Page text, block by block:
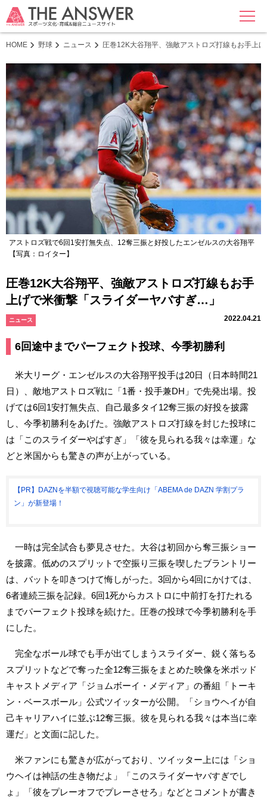
MENU
HOME 野球 ニュース 圧巻12K大谷翔平、強敵アストロズ打線もお手上
アストロズ戦で6回1安打無失点、12奪三振と好投したエンゼルスの大谷翔平
【写真：ロイター】
圧巻12K大谷翔平、強敵アストロズ打線もお手
上げで米衝撃「スライダーヤバすぎ…」
ニュース 2022.04.21
6回途中までパーフェクト投球、今季初勝利
米大リーグ・エンゼルスの大谷翔平投手は20日（日本時間21
日）、敵地アストロズ戦に「1番・投手兼DH」で先発出場。投
げては6回1安打無失点、自己最多タイ12奪三振の好投を披露
し、今季初勝利をあげた。強敵アストロズ打線を封じた投球に
は「このスライダーやばすぎ」「彼を見られる我々は幸運」な
どと米国からも驚きの声が上がっている。
【PR】DAZNを半額で視聴可能な学生向け「ABEMA de DAZN 学割プラ
ン」が新登場！
一時は完全試合も夢見させた。大谷は初回から奪三振ショー
を披露。低めのスプリットで空振り三振を喫したブラントリー
は、バットを叩きつけて悔しがった。3回から4回にかけては、
6者連続三振を記録。6回1死からカストロに中前打を打たれる
までパーフェクト投球を続けた。圧巻の投球で今季初勝利を手
にした。
完全なボール球でも手が出てしまうスライダー、鋭く落ちる
スプリットなどで奪った全12奪三振をまとめた映像を米ポッド
キャストメディア「ジョムボーイ・メディア」の番組「トーキ
ン・ベースボール」公式ツイッターが公開。「ショウヘイが自
己キャリアハイに並ぶ12奪三振。彼を見られる我々は本当に幸
運だ」と文面に記した。
米ファンにも驚きが広がっており、ツイッター上には「ショ
ウヘイは神話の生き物だよ」「このスライダーヤバすぎでし
ょ」「彼をプレーオフでプレーさせろ」などとコメントが書き